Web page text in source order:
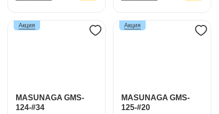
MASUNAGA GMS-
124-#34
Акция
MASUNAGA GMS-
125-#20
Акция